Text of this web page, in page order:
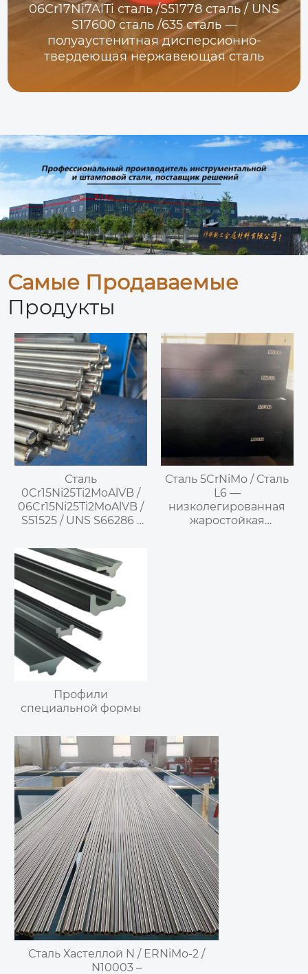
06Cr17Ni7AlTi сталь /S51778 сталь / UNS
S17600 сталь /635 сталь —
полуаустенитная дисперсионно-
твердеющая нержавеющая сталь
Самые Продаваемые
Продукты
Сталь
0Cr15Ni25Ti2MoAlVB /
06Cr15Ni25Ti2MoAlVB /
S51525 / UNS S66286 /
15-2 / 1.4980 / SUH660
— аустенитная сталь,
упрочняемая
старением
Сталь 5CrNiMo / Сталь
L6 —
низколегированная
жаростойкая
Профили
специальной формы
Сталь Хастеллой N / ERNiMo-2 /
N10003 –